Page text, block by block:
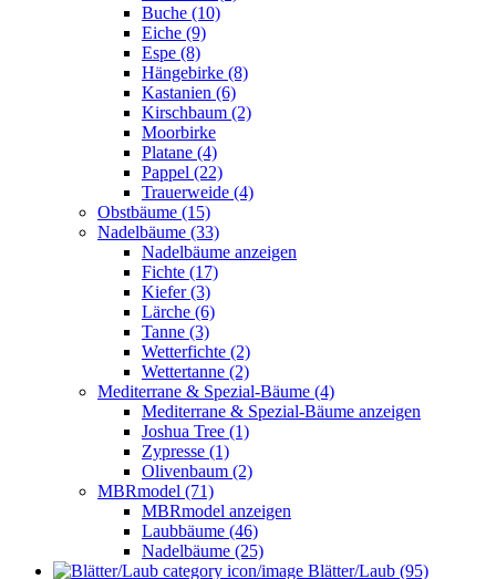
Buche (10)
Eiche (9)
Espe (8)
Hängebirke (8)
Kastanien (6)
Kirschbaum (2)
Moorbirke
Platane (4)
Pappel (22)
Trauerweide (4)
Obstbäume (15)
Nadelbäume (33)
Nadelbäume anzeigen
Fichte (17)
Kiefer (3)
Lärche (6)
Tanne (3)
Wetterfichte (2)
Wettertanne (2)
Mediterrane & Spezial-Bäume (4)
Mediterrane & Spezial-Bäume anzeigen
Joshua Tree (1)
Zypresse (1)
Olivenbaum (2)
MBRmodel (71)
MBRmodel anzeigen
Laubbäume (46)
Nadelbäume (25)
Blätter/Laub (95)